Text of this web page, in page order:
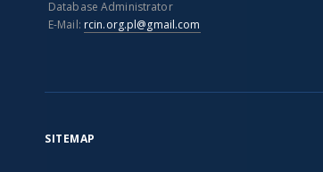
Database Administrator
E-Mail: rcin.org.pl@gmail.com
SITEMAP